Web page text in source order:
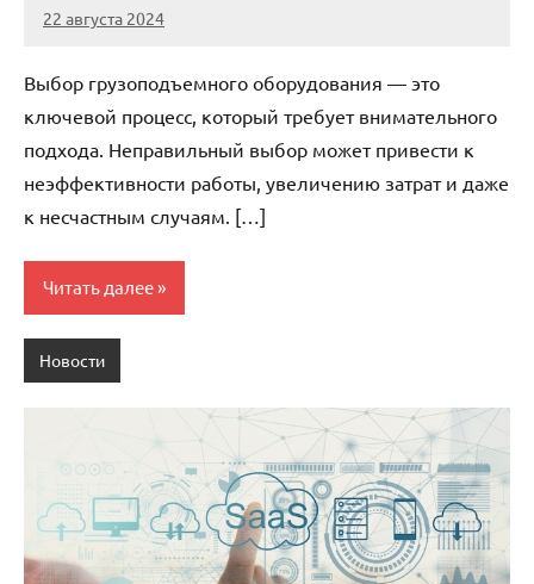
22 августа 2024
Avtor
Нет
Выбор грузоподъемного оборудования — это
ключевой процесс, который требует внимательного
подхода. Неправильный выбор может привести к
неэффективности работы, увеличению затрат и даже
к несчастным случаям. […]
Читать далее
Новости